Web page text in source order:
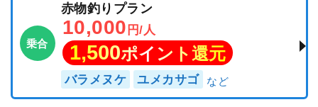
乗合
赤物釣りプラン
10,000 円/人
1,500ポイント還元
バラメヌケ ユメカサゴ